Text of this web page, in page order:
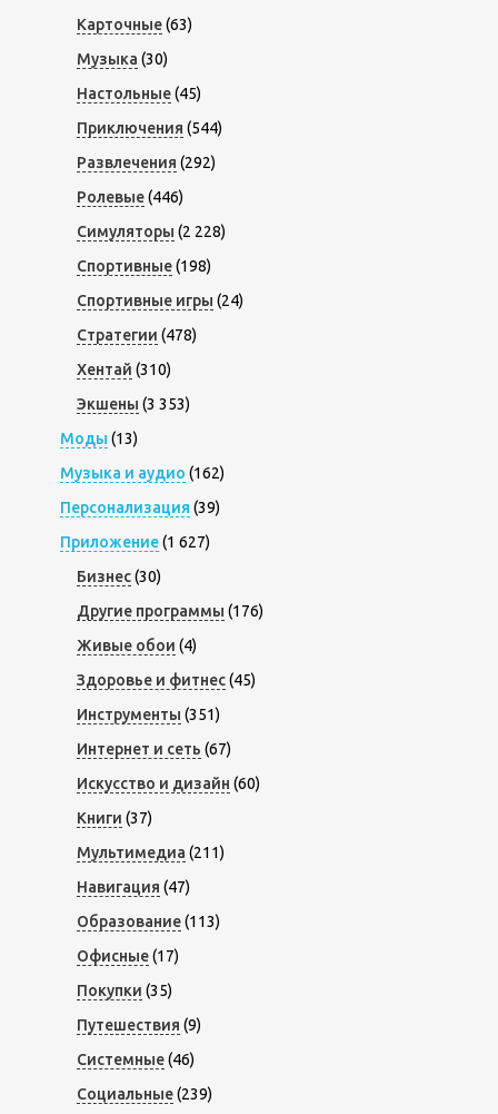
Карточные(63)
Музыка (30)
Настольные(45)
Приключения (544)
Развлечения (292)
Ролевые(446)
Симуляторы (2 228)
Спортивные(198)
Спортивные игры (24)
Стратегии (478)
Хентай (310)
Экшены (3 353)
Моды (13)
Музыка и аудио (162)
Персонализация (39)
Приложение(1 627)
Бизнес(30)
Другие программы (176)
Живые обои (4)
Здоровье и фитнес(45)
Инструменты (351)
Интернет и сеть (67)
Искусство и дизайн (60)
Книги (37)
Мультимедиа (211)
Навигация (47)
Образование(113)
Офисные(17)
Покупки (35)
Путешествия (9)
Системные(46)
Социальные(239)